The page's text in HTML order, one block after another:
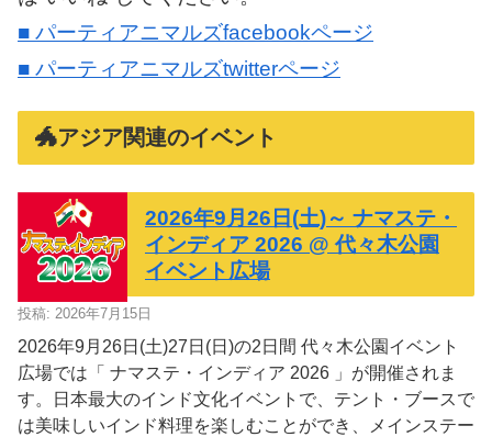
■ パーティアニマルズfacebookページ
■ パーティアニマルズtwitterページ
🐲アジア関連のイベント
2026年9月26日(土)～ ナマステ・
インディア 2026 @ 代々木公園
イベント広場
投稿: 2026年7月15日
2026年9月26日(土)27日(日)の2日間 代々木公園イベント
広場では「 ナマステ・インディア 2026 」が開催されま
す。日本最大のインド文化イベントで、テント・ブースで
は美味しいインド料理を楽しむことができ、メインステー